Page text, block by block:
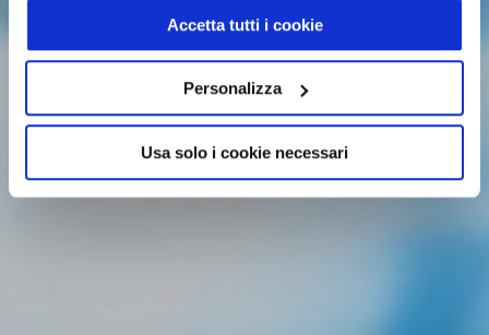
Accetta tutti i cookie
Personalizza
Usa solo i cookie necessari